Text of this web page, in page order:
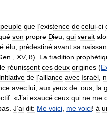
peuple que l’existence de celui-ci
son propre Dieu qui serait
élu prédestiné avant sa
XV, 8). La tradition
réunissent ces deux origines (
initiative de l’alliance avec Israël
avec lui aux yeux de tous la
«J’ai exaucé ceux qui ne me
J’ai dit: Me voici me voici! à